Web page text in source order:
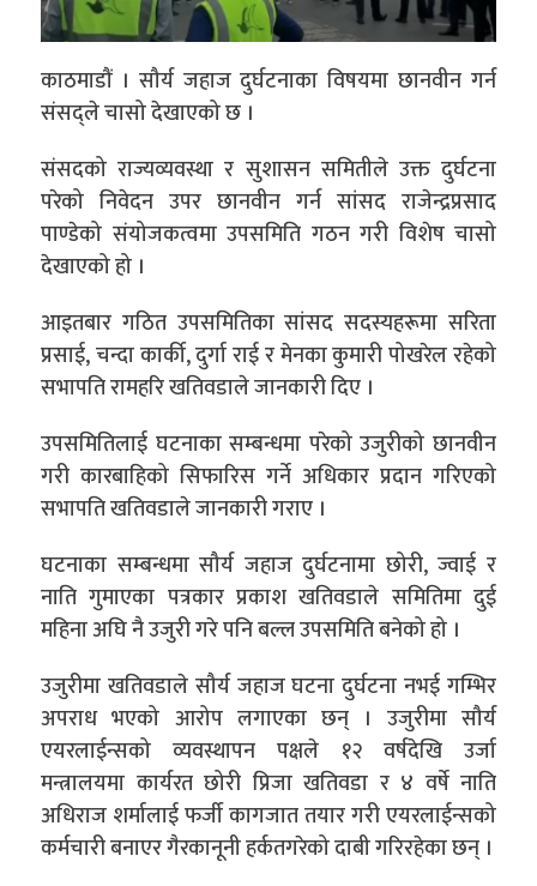
काठमाडौं । सौर्य जहाज दुर्घटनाका विषयमा छानवीन गर्न
संसद्ले चासो देखाएको छ ।
संसदको राज्यव्यवस्था र सुशासन समितीले उक्त दुर्घटना
परेको निवेदन उपर छानवीन गर्न सांसद राजेन्द्रप्रसाद
पाण्डेको संयोजकत्वमा उपसमिति गठन गरी विशेष चासो
देखाएको हो ।
आइतबार गठित उपसमितिका सांसद सदस्यहरूमा सरिता
प्रसाई, चन्दा कार्की, दुर्गा राई र मेनका कुमारी पोखरेल रहेको
सभापति रामहरि खतिवडाले जानकारी दिए ।
उपसमितिलाई घटनाका सम्बन्धमा परेको उजुरीको छानवीन
गरी कारबाहिको सिफारिस गर्ने अधिकार प्रदान गरिएको
सभापति खतिवडाले जानकारी गराए ।
घटनाका सम्बन्धमा सौर्य जहाज दुर्घटनामा छोरी, ज्वाई र
नाति गुमाएका पत्रकार प्रकाश खतिवडाले समितिमा दुई
महिना अघि नै उजुरी गरे पनि बल्ल उपसमिति बनेको हो ।
उजुरीमा खतिवडाले सौर्य जहाज घटना दुर्घटना नभई गम्भिर
अपराध भएको आरोप लगाएका छन् । उजुरीमा सौर्य
एयरलाईन्सको व्यवस्थापन पक्षले १२ वर्षदेखि उर्जा
मन्त्रालयमा कार्यरत छोरी प्रिजा खतिवडा र ४ वर्षे नाति
अधिराज शर्मालाई फर्जी कागजात तयार गरी एयरलाईन्सको
कर्मचारी बनाएर गैरकानूनी हर्कतगरेको दाबी गरिरहेका छन् ।